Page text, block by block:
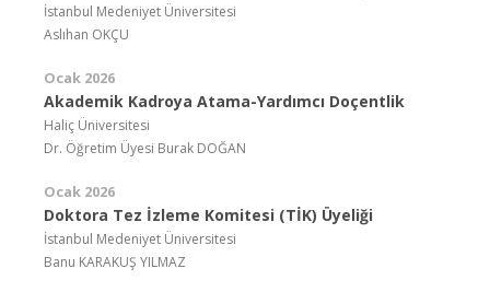
İstanbul Medeniyet Üniversitesi
Aslıhan OKÇU
Ocak 2026
Akademik Kadroya Atama-Yardımcı Doçentlik
Haliç Üniversitesi
Dr. Öğretim Üyesi Burak DOĞAN
Ocak 2026
Doktora Tez İzleme Komitesi (TİK) Üyeliği
İstanbul Medeniyet Üniversitesi
Banu KARAKUŞ YILMAZ